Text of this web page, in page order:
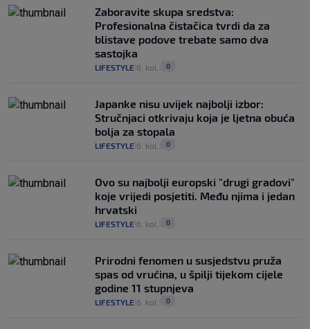
Zaboravite skupa sredstva:
Profesionalna čistačica tvrdi da za
blistave podove trebate samo dva
sastojka
LIFESTYLE 6. kol. 0
Japanke nisu uvijek najbolji izbor:
Stručnjaci otkrivaju koja je ljetna obuća
bolja za stopala
LIFESTYLE 6. kol. 0
Ovo su najbolji europski "drugi gradovi"
koje vrijedi posjetiti. Među njima i jedan
hrvatski
LIFESTYLE 6. kol. 0
Prirodni fenomen u susjedstvu pruža
spas od vrućina, u špilji tijekom cijele
godine 11 stupnjeva
LIFESTYLE 6. kol. 0